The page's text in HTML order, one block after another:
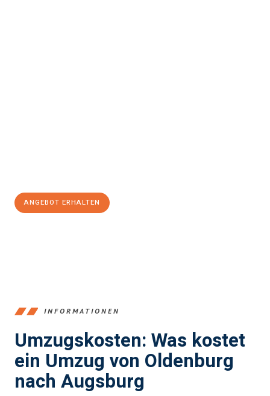
ANGEBOT ERHALTEN
INFORMATIONEN
Umzugskosten: Was kostet
ein Umzug von Oldenburg
nach Augsburg